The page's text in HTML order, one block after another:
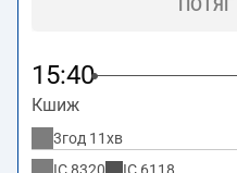
ПОТЯГ
15:40
Кшиж
3год 11хв